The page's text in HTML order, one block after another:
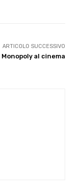
ARTICOLO SUCCESSIVO
Monopoly al cinema